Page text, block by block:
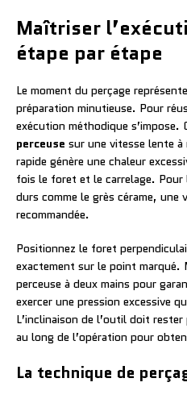
Maîtriser
étape par étape
Le moment du perçage
préparation minutieuse. Pour
exécution méthodique s’impose.
perceuse sur une vitesse lente
rapide génère une chaleur
fois le foret et le carrelage. Pour
durs comme le grès cérame,
recommandée.
Positionnez le foret
exactement sur le point marqué.
perceuse à deux mains pour
exercer une pression excessive
L’inclinaison de l’outil doit
au long de l’opération pour
La technique de